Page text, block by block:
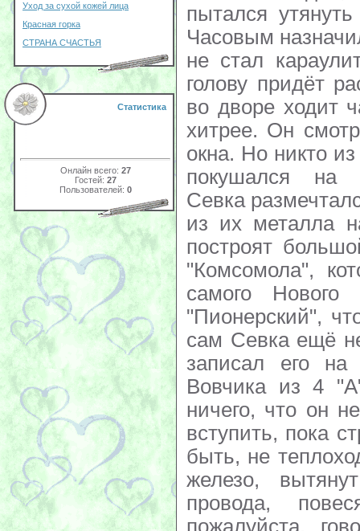
Уход за сухой кожей лица
Красная горка
СТРАНА СЧАСТЬЯ
Статистика
Онлайн всего: 27
Гостей: 27
Пользователей: 0
пытался
Часовым
не стал
голову придёт
во дворе ходит
хитрее. Он
окна. Но никто
покушался на
Севка
из их металла
построят
"Комсомола",
самого
"Пионерский",
сам Севка ещё
записал его
Вовчика из 4
ничего, что он
вступить, пока
быть, не
железо,
провода,
пожалуйста,